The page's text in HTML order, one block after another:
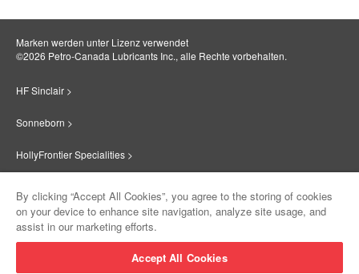
Marken werden unter Lizenz verwendet
©2026 Petro‐Canada Lubricants Inc., alle Rechte vorbehalten.
HF Sinclair >
Sonneborn >
HollyFrontier Specialities >
Suniso >
By clicking “Accept All Cookies”, you agree to the storing of cookies
on your device to enhance site navigation, analyze site usage, and
assist in our marketing efforts.
Accept All Cookies